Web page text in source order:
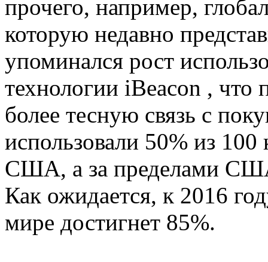
прочего, например,
которую недавно
упоминался рост
технологии iBeacon , что
более тесную связь с
использовали 50% из
США, а за пределами
Как ожидается, к 2016
мире достигнет 85%.